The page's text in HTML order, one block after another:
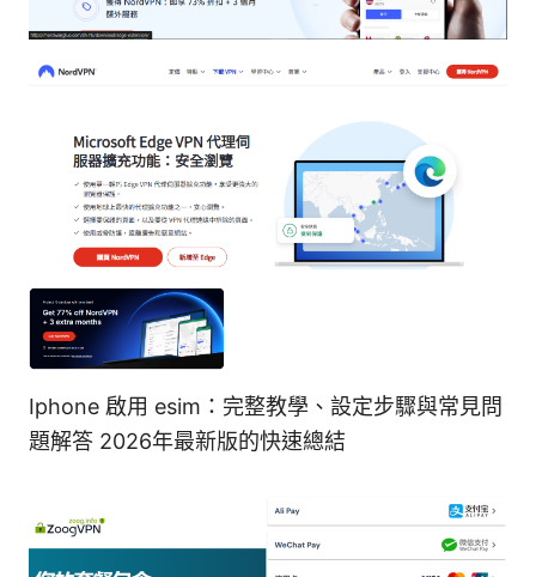
Iphone 啟用 esim：完整教學、設定步驟與常見問
題解答 2026年最新版的快速總結